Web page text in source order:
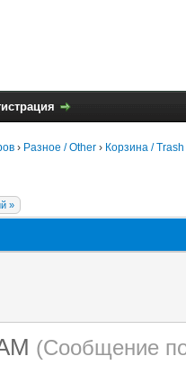
› Разное / Other › Корзина / Trash
»
(Сообщение